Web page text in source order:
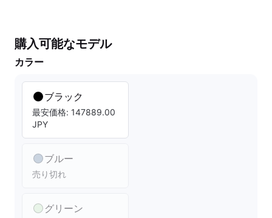
購入可能なモデル
カラー
ブラック
最安価格: 147889.00
JPY
ブルー
売り切れ
グリーン